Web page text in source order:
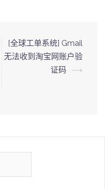
[全球工单系统] Gmail
无法收到淘宝网账户验
证码
⟶